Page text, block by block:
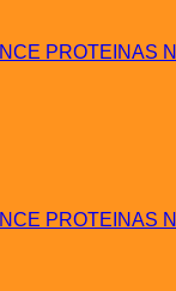
PROTEINAS
PROTEINAS